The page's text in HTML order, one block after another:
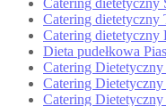
Catering dietetyczny
Catering dietetyczny
Dieta pudełkowa
Catering
Catering
Catering Dietetyczny